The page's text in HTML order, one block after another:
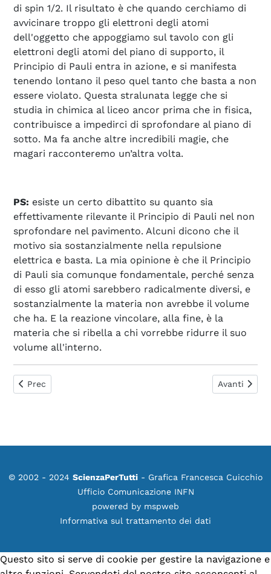
di spin 1/2. Il risultato è che quando cerchiamo di
avvicinare troppo gli elettroni degli atomi
dell'oggetto che appoggiamo sul tavolo con gli
elettroni degli atomi del piano di supporto, il
Principio di Pauli entra in azione, e si manifesta
tenendo lontano il peso quel tanto che basta a non
essere violato. Questa stralunata legge che si
studia in chimica al liceo ancor prima che in fisica,
contribuisce a impedirci di sprofondare al piano di
sotto. Ma fa anche altre incredibili magie, che
magari racconteremo un’altra volta.
PS: esiste un certo dibattito su quanto sia
effettivamente rilevante il Principio di Pauli nel non
sprofondare nel pavimento. Alcuni dicono che il
motivo sia sostanzialmente nella repulsione
elettrica e basta. La mia opinione è che il Principio
di Pauli sia comunque fondamentale, perché senza
di esso gli atomi sarebbero radicalmente diversi, e
sostanzialmente la materia non avrebbe il volume
che ha. E la reazione vincolare, alla fine, è la
materia che si ribella a chi vorrebbe ridurre il suo
volume all'interno.
Articolo precedente: Quando ci inganniamo da soli.
Prec Articolo
Avanti
© 2002 - 2024 ScienzaPerTutti - Grafica Francesca Cuicchio
Ufficio Comunicazione INFN
powered by mspweb
Informativa sul trattamento dei dati
Questo sito si serve di cookie per gestire la navigazione e